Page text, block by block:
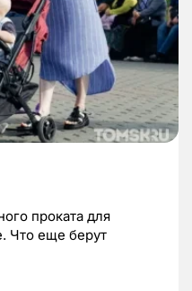
проката для
Что еще берут